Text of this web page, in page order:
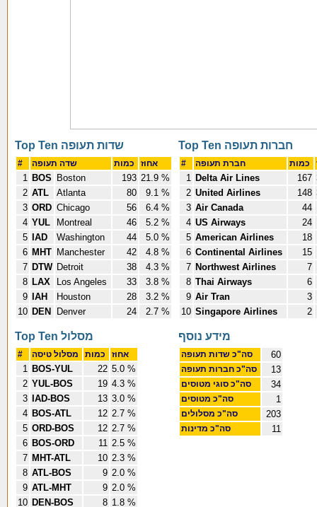
Top Ten שדות תעופה
#
1 BOS Boston 193 21.9 %
2 ATL Atlanta 80
9.1 %
3 ORD Chicago 56
6.4 %
4 YUL Montreal 46
5.2 %
5
IAD Washington 44
5.0 %
6 MHT Manchester 42
4.8 %
7 DTW Detroit 38
4.3 %
8 LAX Los Angeles 33
3.8 %
9
IAH Houston 28
3.2 %
10 DEN Denver 24 2.7 %
Top Ten חברות תעופה
#
1 Delta Air Lines 167
2 United Airlines 148
3 Air Canada 44
4 US Airways
24
5 American Airlines
18
6 Continental Airlines
15
7 Northwest Airlines
7
8 Thai Airways
6
9 Air Tran
3
10 Singapore Airlines 2
Top Ten מסלול
#
1 BOS-YUL 22 5.0 %
2 YUL-BOS 19 4.3 %
3
IAD-BOS 13 3.0 %
4 BOS-ATL 12 2.7 %
5 ORD-BOS 12 2.7 %
6 BOS-ORD 11 2.5 %
7 MHT-ATL 10 2.3 %
8 ATL-BOS 9 2.0 %
9 ATL-MHT 9 2.0 %
10 DEN-BOS 8 1.8 %
מידע נוסף
סה"כ שדות תעופה 60
13
סה"כ סוגי מטוסים 34
סה"כ מטוסים 1
סה"כ מסלולים 203
סה"כ מדינות 11